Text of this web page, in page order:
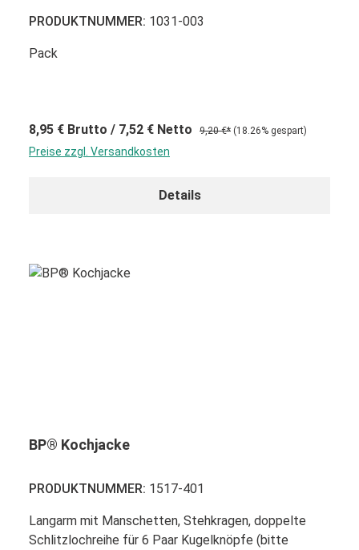
PRODUKTNUMMER: 1031-003
Pack
8,95 € Brutto / 7,52 € Netto 9,20 €* (18.26% gespart)
Preise zzgl. Versandkosten
Details
BP® Kochjacke
PRODUKTNUMMER: 1517-401
Langarm mit Manschetten, Stehkragen, doppelte
Schlitzlochreihe für 6 Paar Kugelknöpfe (bitte